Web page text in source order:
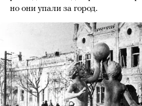
но они упали за город.